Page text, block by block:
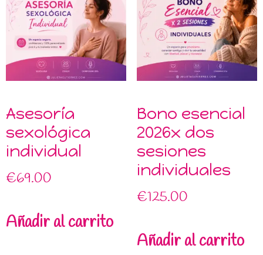
Asesoría
sexológica
individual
€69.00
Añadir al carrito
Bono esencial
2026x dos
sesiones
individuales
€125.00
Añadir al carrito